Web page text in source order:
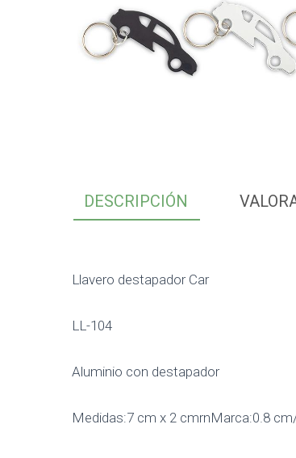
DESCRIPCIÓN
Llavero destapador Car
LL-104
Aluminio con destapador
Medidas:7 cm x 2 cmrnMarca:0.8